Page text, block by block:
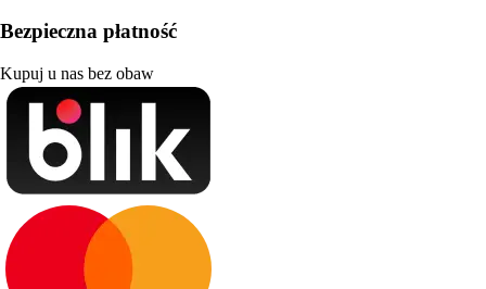
Bezpieczna płatność
Kupuj u nas bez obaw